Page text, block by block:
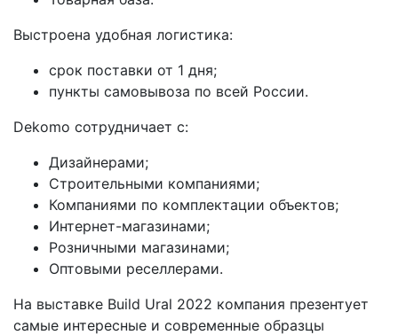
Выстроена удобная логистика:
срок поставки от 1 дня;
пункты самовывоза по всей России.
Dekomo сотрудничает с:
Дизайнерами;
Строительными компаниями;
Компаниями по комплектации объектов;
Интернет-магазинами;
Розничными магазинами;
Оптовыми реселлерами.
На выставке Build Ural 2022 компания презентует
самые интересные и современные образцы